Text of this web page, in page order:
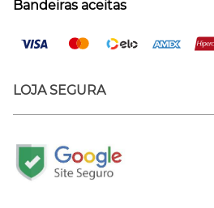
Bandeiras aceitas
LOJA SEGURA